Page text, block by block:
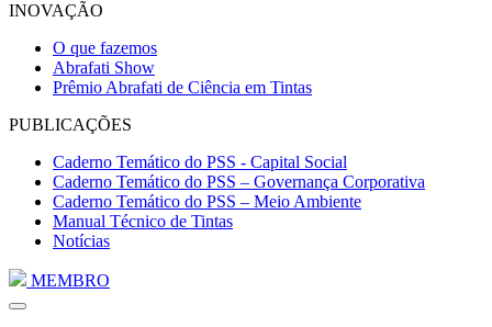
INOVAÇÃO
O que fazemos
Abrafati Show
Prêmio Abrafati de Ciência em Tintas
PUBLICAÇÕES
Caderno Temático do PSS - Capital Social
Caderno Temático do PSS – Governança Corporativa
Caderno Temático do PSS – Meio Ambiente
Manual Técnico de Tintas
Notícias
MEMBRO